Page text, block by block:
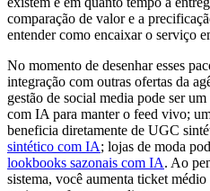
comparação de valor e a
entender como encaixar o serviço
No momento de desenhar esses
integração com outras ofertas da
gestão de social media pode ser
com IA para manter o feed vivo;
beneficia diretamente de UGC
sintético com IA; lojas de moda
lookbooks sazonais com IA. Ao
sistema, você aumenta ticket